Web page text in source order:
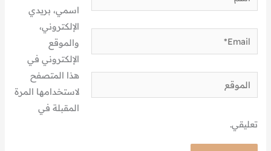
Email*
الموقع
اسمي، بريدي
الإلكتروني،
والموقع
الإلكتروني في
هذا المتصفح
لاستخدامها المرة
المقبلة في
تعليقي.